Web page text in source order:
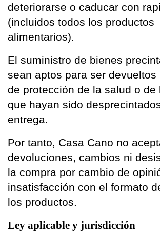
deteriorarse o caducar con
(incluidos todos los productos
alimentarios).
El suministro de bienes
sean aptos para ser devueltos
de protección de la salud o de
que hayan sido
entrega.
Por tanto, Casa Cano no
devoluciones, cambios ni
la compra por cambio de
insatisfacción con el formato
los productos.
Ley aplicable y jurisdicción